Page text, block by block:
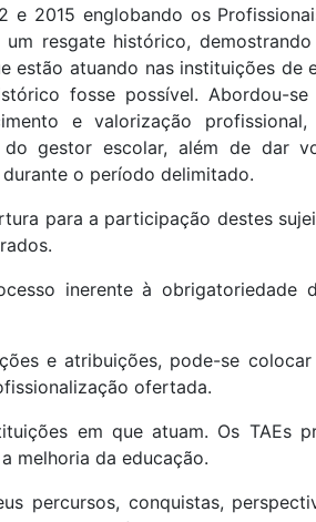
2015 englobando os
um resgate histórico,
atuando nas instituições de
fosse possível. Abordou-
e valorização
gestor escolar, além de dar
o período delimitado.
para a participação destes
inerente à obrigatoriedade
e atribuições, pode-se
ofertada.
em que atuam. Os TAEs
melhoria da educação.
percursos, conquistas,